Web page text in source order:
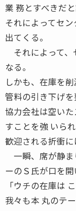
業 務とすべきだと
それによってセ
出てくる。
それによって、
なる。
しかも、在庫を
管料の引き下げを
協力会社は空い
すことを強 いられ
歓迎される折衝に
一瞬、席が静ま
ーのＳ氏が口を開
「ウチの在庫は
我々も本 丸のテ